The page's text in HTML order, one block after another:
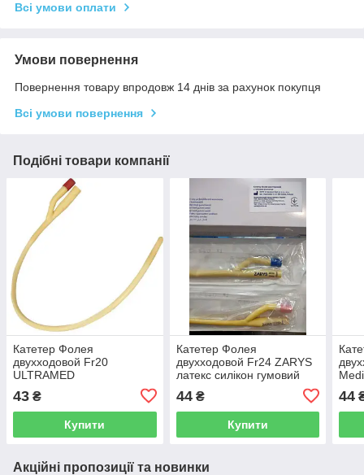
Всі умови оплати
Умови повернення
Повернення товару впродовж 14 днів за рахунок покупця
Всі умови повернення
Подібні товари компанії
Катетер Фолея
двухходовой Fr20
ULTRAMED
43 ₴
Купити
Катетер Фолея
двухходовой Fr24 ZARYS
латекс силікон гумовий
44₴
Купити
44
Акційні пропозиції та новинки